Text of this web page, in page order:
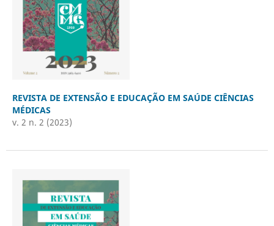
REVISTA DE EXTENSÃO E EDUCAÇÃO EM SAÚDE CIÊNCIAS
MÉDICAS
v. 2 n. 2 (2023)